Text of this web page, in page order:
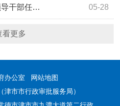
05-28
导干部任…
看更多
办公室 网站地图
市市行政审批服务局）